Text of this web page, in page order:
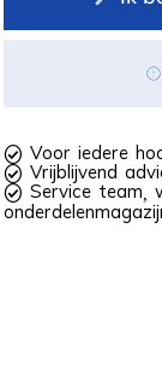
 Voor iedere
 Vrijblijvend
 Service team,